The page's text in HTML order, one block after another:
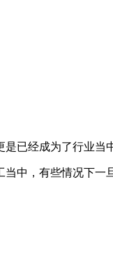
已经成为了行业当
中，有些情况下一